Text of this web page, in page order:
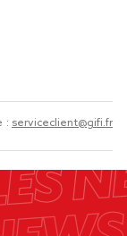
: serviceclient@gifi.fr